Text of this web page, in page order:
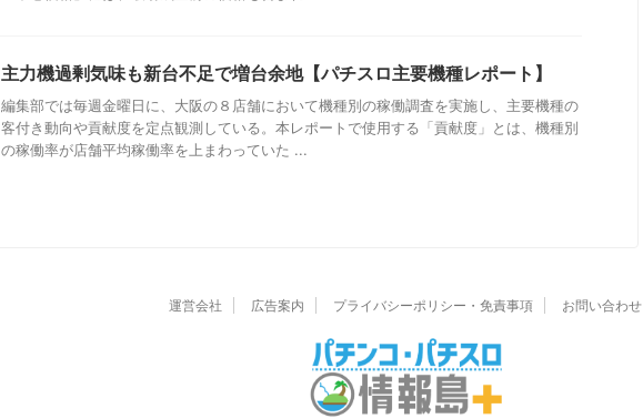
主力機過剰気味も新台不足で増台余地【パチスロ主要機種レポート】
編集部では毎週金曜日に、大阪の８店舗において機種別の稼働調査を実施し、主要機種の
客付き動向や貢献度を定点観測している。本レポートで使用する「貢献度」とは、機種別
の稼働率が店舗平均稼働率を上まわっていた ...
運営会社 広告案内 プライバシーポリシー・免責事項 お問い合わせ